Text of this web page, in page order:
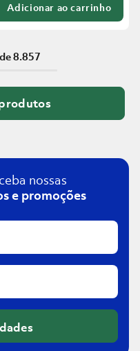
Adicionar ao carrinho
8.857
nossas
e promoções